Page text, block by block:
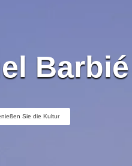
Barbié
Sie die Kultur